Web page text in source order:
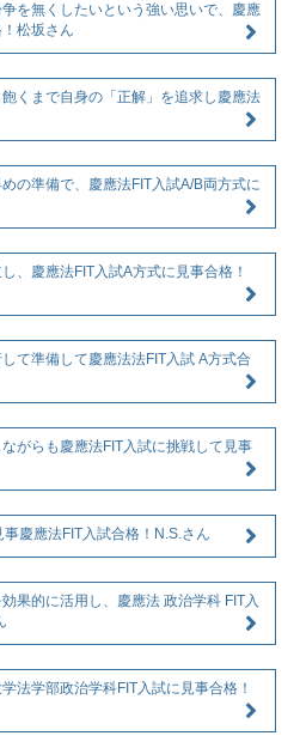
を無くしたいという強い思いで、慶應
松坂さん
くまで自身の「正解」を追求し慶應法
の準備で、慶應法FIT入試A/B両方式に
、慶應法FIT入試A方式に見事合格！
て準備して慶應法法FIT入試 A方式合
がらも慶應法FIT入試に挑戦して見事
慶應法FIT入試合格！N.S.さん
果的に活用し、慶應法 政治学科 FIT入
法学部政治学科FIT入試に見事合格！